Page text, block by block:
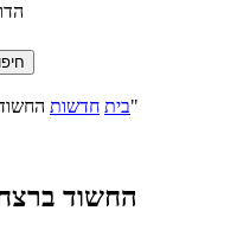
בית חדשות
החשוד ברצח שכנו: "אני שפוי, לא זקוק לאשפוז"
החשוד